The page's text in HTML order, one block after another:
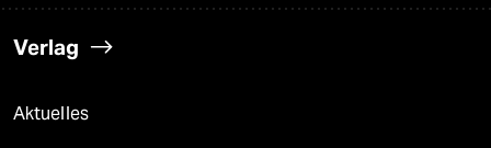
Verlag
Aktuelles